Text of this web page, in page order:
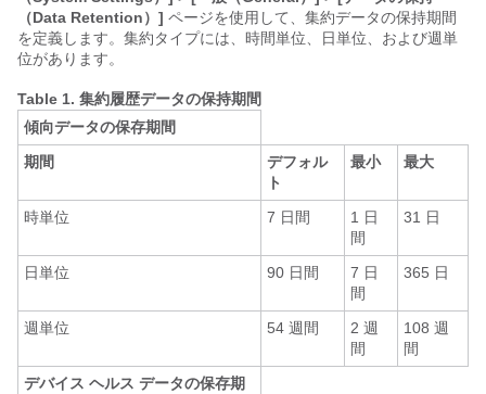
（Data Retention）] ページを使用して、集約データの保持期間
を定義します。集約タイプには、時間単位、日単位、および週単
位があります。
Table 1. 集約履歴データの保持期間
傾向データの保存期間
期間
デフォル
ト
最小 最大
時単位 7 日間
1 日
間
31 日
日単位 90 日間
7 日
間
365 日
週単位 54 週間
2 週
間
108 週
間
デバイス ヘルス データの保存期